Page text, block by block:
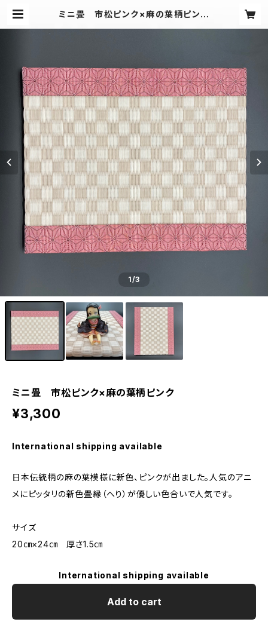
ミニ畳 市松ピンク×麻の葉柄ピンク
1/3
ミニ畳 市松ピンク×麻の葉柄ピンク
¥3,300
International shipping available
日本伝統柄の麻の葉模様に新色、ピンクが出ました。人気のアニ
メにピッタリの新色畳縁（へり）が優しい色合いで人気です。
サイズ
20㎝×24㎝ 厚さ1.5㎝
International shipping available
Add to cart